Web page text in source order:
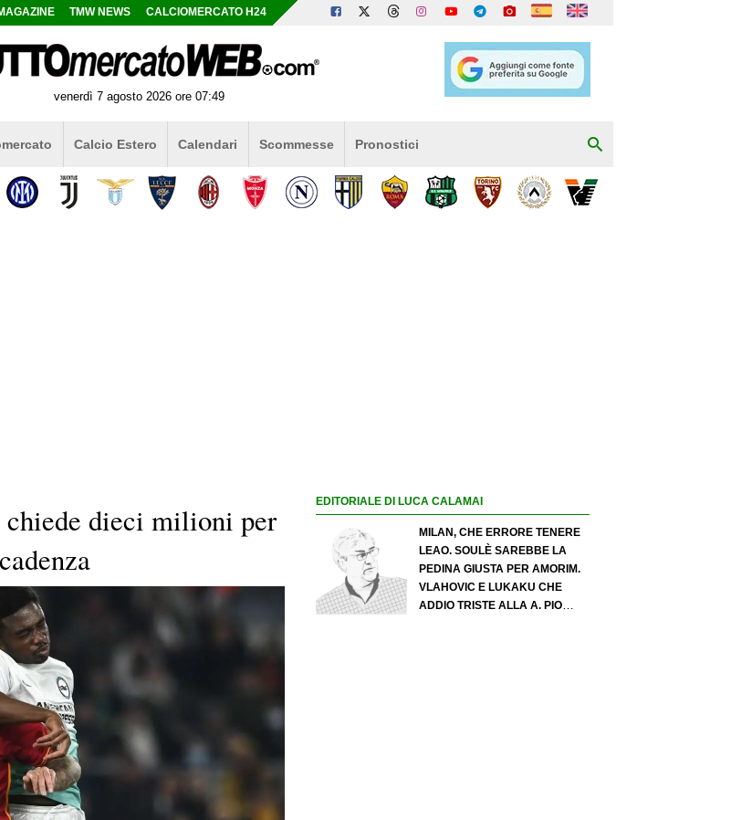
TMW NEWS CALCIOMERCATO H24
venerdì 7 agosto 2026 ore 07:49
Calcio Estero Calendari Scommesse Pronostici
dieci milioni per
EDITORIALE DI LUCA CALAMAI
MILAN, CHE ERRORE TENERE
LEAO. SOULÈ SAREBBE LA
PEDINA GIUSTA PER AMORIM.
VLAHOVIC E LUKAKU CHE
ADDIO TRISTE ALLA A. PIO